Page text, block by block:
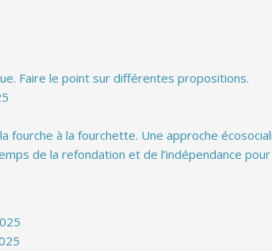
Faire le point sur différentes propositions.
fourche à la fourchette. Une approche
de la refondation et de l’indépendance pour